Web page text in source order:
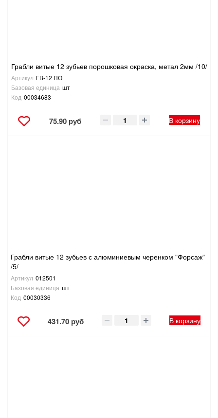
Грабли витые 12 зубьев порошковая окраска, метал 2мм /10/
Артикул ГВ-12 ПО
Базовая единица шт
Код 00034683
75.90 руб В корзину
Грабли витые 12 зубьев с алюминиевым черенком "Форсаж"
/5/
Артикул 012501
Базовая единица шт
Код 00030336
431.70 руб В корзину